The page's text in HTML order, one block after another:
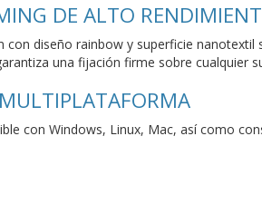
DE ALTO
con diseño rainbow y superficie
una fijación firme sobre cualquier
con Windows, Linux, Mac, así como